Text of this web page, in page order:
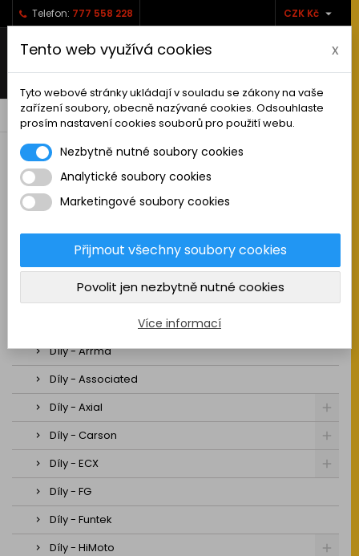
Telefon: 777 558 228 CZK Kč 
   shopping_cart0
RC AUTA
Sestavená auta elektro
Stavebnice aut elektro
Auta na spalovací motor
Náhradní díly
Díly - Arrma
Díly - Associated
Díly - Axial
Díly - Carson
Díly - ECX
Díly - FG
Díly - Funtek
Díly - HiMoto
Tento web využívá cookies x
Tyto webové stránky ukládají v souladu se zákony na vaše
zařízení soubory, obecně nazývané cookies. Odsouhlaste
prosím nastavení cookies souborů pro použití webu.
Nezbytně nutné soubory cookies
Analytické soubory cookies
Marketingové soubory cookies
Přijmout všechny soubory cookies
Povolit jen nezbytně nutné cookies
Více informací